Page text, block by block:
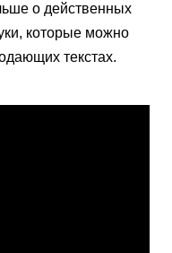
о действенных
которые можно
текстах.